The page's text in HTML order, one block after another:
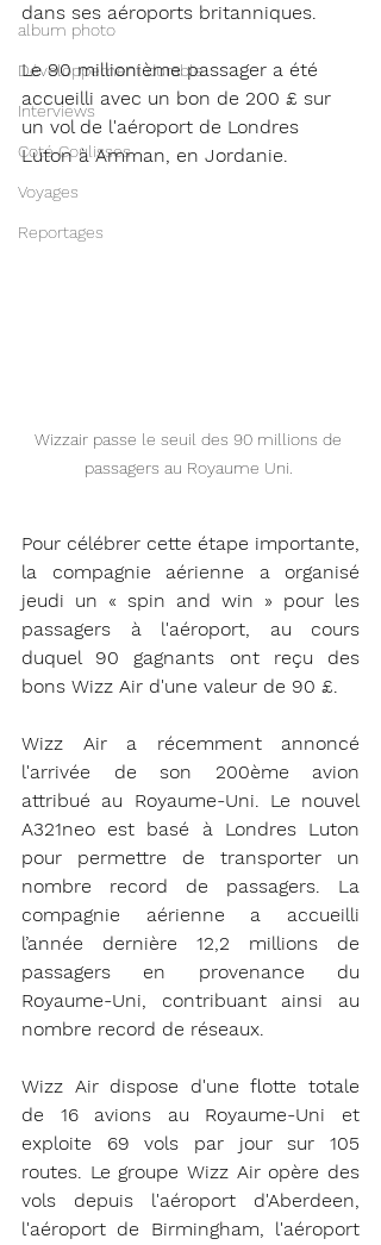
album photo
Développement durable
Interviews
Coté Coulisses
Voyages
Reportages
dans ses aéroports britanniques.
Le 90 millionième passager a été
accueilli avec un bon de 200 £ sur
un vol de l'aéroport de Londres
Luton à Amman, en Jordanie.
Wizzair passe le seuil des 90 millions de
passagers au Royaume Uni.
Pour célébrer cette étape importante,
la compagnie aérienne a organisé
jeudi un « spin and win » pour les
passagers à l'aéroport, au cours
duquel 90 gagnants ont reçu des
bons Wizz Air d'une valeur de 90 £.
Wizz Air a récemment annoncé
l'arrivée de son 200ème avion
attribué au Royaume-Uni. Le nouvel
A321neo est basé à Londres Luton
pour permettre de transporter un
nombre record de passagers. La
compagnie aérienne a accueilli
l’année dernière 12,2 millions de
passagers en provenance du
Royaume-Uni, contribuant ainsi au
nombre record de réseaux.
Wizz Air dispose d'une flotte totale
de 16 avions au Royaume-Uni et
exploite 69 vols par jour sur 105
routes. Le groupe Wizz Air opère des
vols depuis l'aéroport d'Aberdeen,
l'aéroport de Birmingham, l'aéroport